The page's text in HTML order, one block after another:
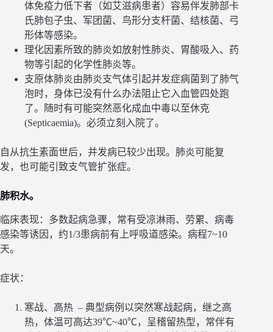
体免疫力低下者（如艾滋病患者）容易伴发肺部卡
氏肺包子虫、军团菌、鸟形分支杆菌、结核菌、弓
形体等感染。
理化因素所致的肺炎如放射性肺炎、胃酸吸入、药
物等引起的化学性肺炎等。
支原体肺炎由肺炎支气体引起并发症病菌到了肺气
泡时，身体已没有什么办法阻止它入血管四处跑
了。随时有可能突然恶化成血中毒以至休克
(Septicaemia)。必须立刻入院了。
自从抗生素面世后，并发病已较少出现。肺炎可能复
发，也可能引致支气管扩张症。
肺积水。
临床表现：多数起病急骤，常有受凉淋雨、劳累、病毒
感染等诱因，约1/3患病前有上呼吸道感染。病程7~10
天。
症状：
寒战、高热 – 典型病例以突然寒战起病，继之高
热，体温可高达39℃~40℃，呈稽留热型，常伴有